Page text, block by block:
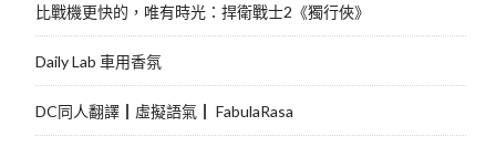
比戰機更快的，唯有時光：捍衛戰士2《獨行俠》
Daily Lab 車用香氛
DC同人翻譯┃虛擬語氣┃ FabulaRasa